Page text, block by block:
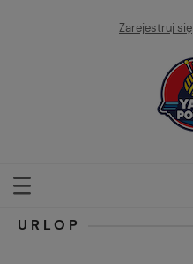
Zarejestruj się
URLOP